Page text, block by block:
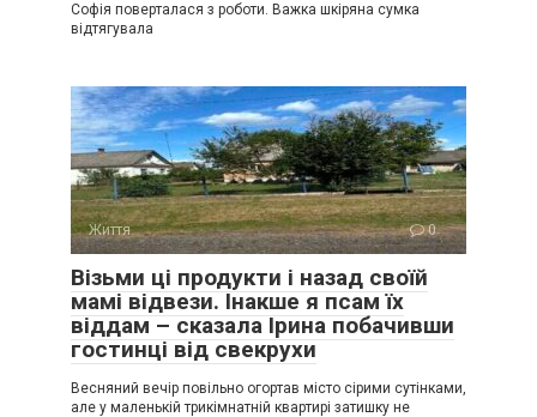
Софія поверталася з роботи. Важка шкіряна сумка
відтягувала
Життя 0
Візьми ці продукти і назад своїй
мамі відвези. Інакше я псам їх
віддам – сказала Ірина побачивши
гостинці від свекрухи
Весняний вечір повільно огортав місто сірими сутінками,
але у маленькій трикімнатній квартирі затишку не